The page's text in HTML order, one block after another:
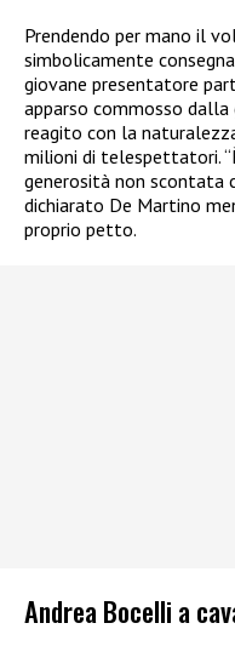
Prendendo per mano il
simbolicamente
giovane presentatore
apparso commosso
reagito con la
milioni di telespettatori.
generosità non scontata
dichiarato De Martino
proprio petto.
Andrea Bocelli a